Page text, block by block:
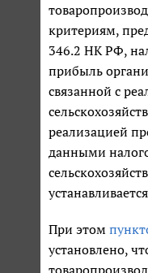
критериям,
346.2 НК РФ,
прибыль
связанной с
реализацией
данными
При этом
установлено,